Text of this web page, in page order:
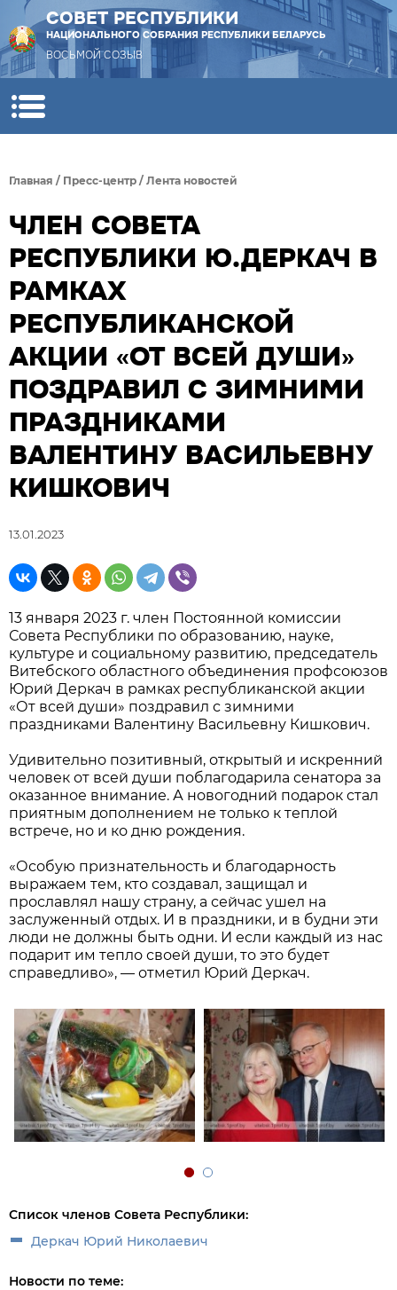
СОВЕТ РЕСПУБЛИКИ
НАЦИОНАЛЬНОГО СОБРАНИЯ РЕСПУБЛИКИ БЕЛАРУСЬ
ВОСЬМОЙ СОЗЫВ
Главная / Пресс-центр / Лента новостей
ЧЛЕН СОВЕТА
РЕСПУБЛИКИ Ю.ДЕРКАЧ В
РАМКАХ
РЕСПУБЛИКАНСКОЙ
АКЦИИ «ОТ ВСЕЙ ДУШИ»
ПОЗДРАВИЛ С ЗИМНИМИ
ПРАЗДНИКАМИ
ВАЛЕНТИНУ ВАСИЛЬЕВНУ
КИШКОВИЧ
13.01.2023
13 января 2023 г. член Постоянной комиссии
Совета Республики по образованию, науке,
культуре и социальному развитию, председатель
Витебского областного объединения профсоюзов
Юрий Деркач в рамках республиканской акции
«От всей души» поздравил с зимними
праздниками Валентину Васильевну Кишкович.
Удивительно позитивный, открытый и искренний
человек от всей души поблагодарила сенатора за
оказанное внимание. А новогодний подарок стал
приятным дополнением не только к теплой
встрече, но и ко дню рождения.
«Особую признательность и благодарность
выражаем тем, кто создавал, защищал и
прославлял нашу страну, а сейчас ушел на
заслуженный отдых. И в праздники, и в будни эти
люди не должны быть одни. И если каждый из нас
подарит им тепло своей души, то это будет
справедливо», — отметил Юрий Деркач.
Список членов Совета Республики:
Деркач Юрий Николаевич
Новости по теме: